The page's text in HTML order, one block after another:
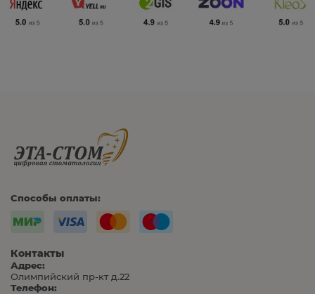
Способы оплаты:
Контакты
Адрес:
Олимпийский пр-кт д.22
Телефон: